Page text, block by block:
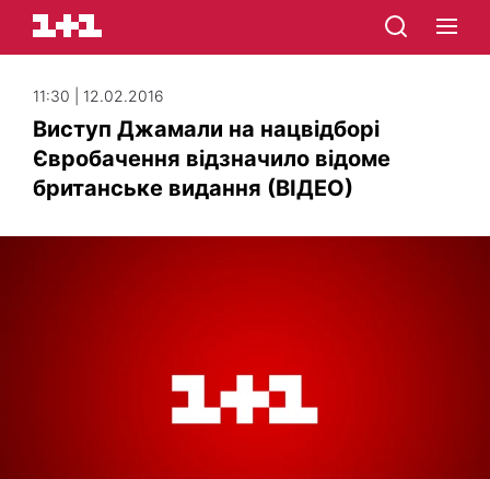
11:30 | 12.02.2016
Виступ Джамали на нацвідборі
Євробачення відзначило відоме
британське видання (ВІДЕО)